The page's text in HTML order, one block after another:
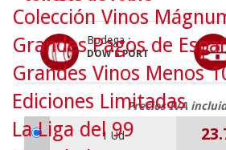
Bodega :
DOW'S PORT
Precios IVA
1 Ud
Colección Vinos
Grandes Pagos de
Grandes Vinos Menos
Ediciones Limitadas
La Liga del 99